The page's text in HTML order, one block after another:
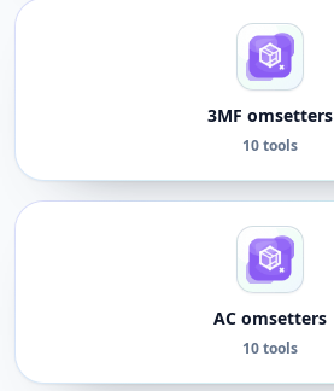
3MF omsetters
10 tools
AC omsetters
10 tools